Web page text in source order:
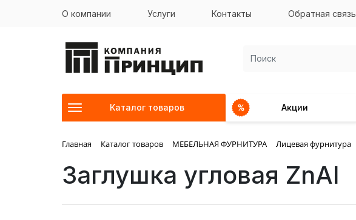
О компании Услуги Контакты Обратная связь
Каталог товаров Акции
Главная Каталог товаров МЕБЕЛЬНАЯ ФУРНИТУРА Лицевая фурнитура
Заглушка угловая ZnAl